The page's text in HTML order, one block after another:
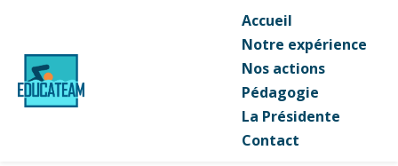
Accueil
Notre expérience
Nos actions
Pédagogie
La Présidente
Contact